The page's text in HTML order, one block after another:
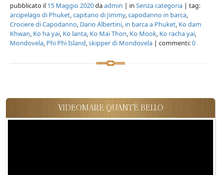
pubblicato il 15 Maggio 2020daadmin | in Senza categoria | tag:
arcipelago di Phuket,capitano di Jimmy,capodanno in barca,
Crociere di Capodanno, Dario Albertini, in barca a Phuket, Ko dam
Khwan, Ko ha yai, Ko lanta, Ko Mai Thon, Ko Mook, Ko racha yai,
Mondovela, Phi Phi Island,skipper di Mondovela | commenti:0
VIDEOMARE QUANT'È BELLO